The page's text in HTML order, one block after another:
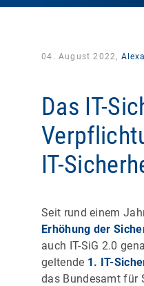
04. August 2022,
Das IT-
IT-
Seit rund einem
Erhöhung der
auch IT-SiG 2.0
geltende 1. IT-
das Bundesamt für